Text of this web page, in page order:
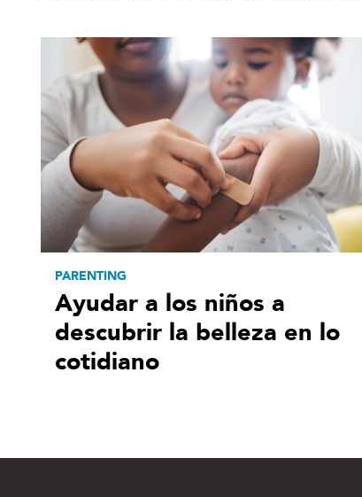
PARENTING
Ayudar a los niños a
descubrir la belleza en lo
cotidiano